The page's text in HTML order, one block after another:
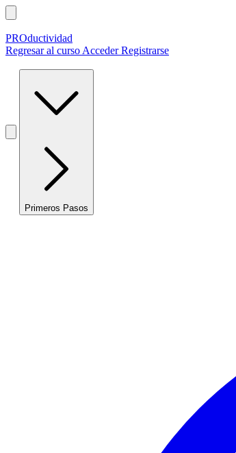
PROductividad
Regresar al curso AccederRegistrarse
Primeros Pasos